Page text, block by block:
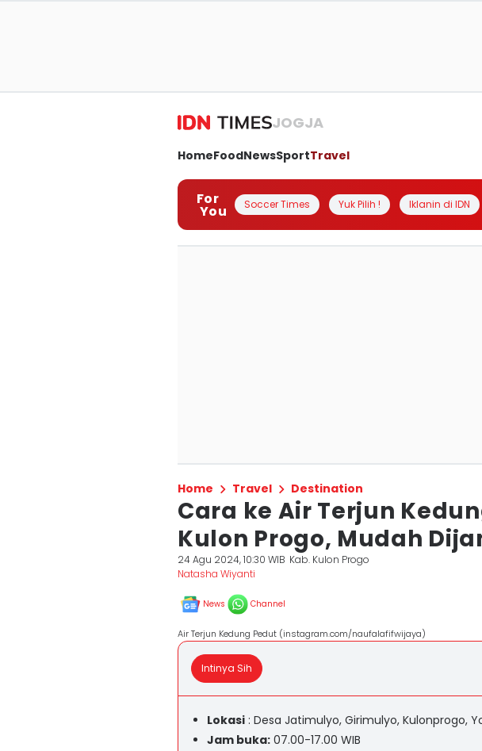
JOGJA
HomeFoodNewsSportTravel
For
You Soccer Times Yuk Pilih ! Iklanin di IDN
Home Travel Destination
Cara ke Air Terjun
Kulon Progo, Mudah
24 Agu 2024, 10:30 WIB Kab. Kulon Progo
Natasha Wiyanti
News Channel
Air Terjun Kedung Pedut (instagram.com/naufalafifwijaya)
Intinya Sih
Lokasi : Desa Jatimulyo, Girimulyo, Kulonprogo,
Jam buka: 07.00-17.00 WIB